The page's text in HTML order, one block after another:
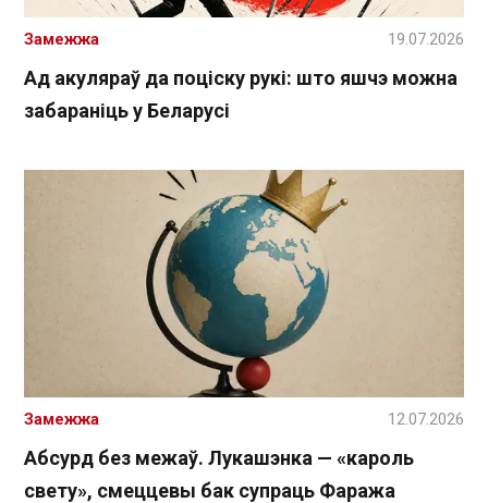
Ад акуляраў да поціску рукі: што яшчэ можна
забараніць у Беларусі
Замежжа 19.07.2026
Абсурд без межаў. Лукашэнка — «кароль
свету», смеццевы бак супраць Фаража
Замежжа 12.07.2026